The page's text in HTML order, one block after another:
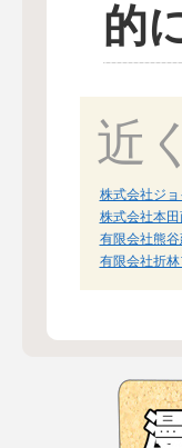
的
近
株式会社ジ
株式会社本
有限会社熊
有限会社折